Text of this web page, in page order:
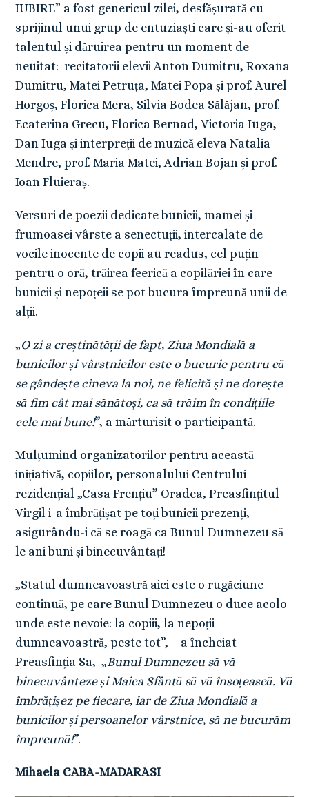
IUBIRE” a fost genericul zilei, desfășurată cu
sprijinul unui grup de entuziaști care și-au oferit
talentul și dăruirea pentru un moment de
neuitat: recitatorii elevii Anton Dumitru, Roxana
Dumitru, Matei Petruța, Matei Popa și prof. Aurel
Horgoș, Florica Mera, Silvia Bodea Sălăjan, prof.
Ecaterina Grecu, Florica Bernad, Victoria Iuga,
Dan Iuga și interpreții de muzică eleva Natalia
Mendre, prof. Maria Matei, Adrian Bojan și prof.
Ioan Fluieraș.
Versuri de poezii dedicate bunicii, mamei și
frumoasei vârste a senectuții, intercalate de
vocile inocente de copii au readus, cel puțin
pentru o oră, trăirea feerică a copilăriei în care
bunicii și nepoțeii se pot bucura împreună unii de
alții.
„O zi a creștinătății de fapt, Ziua Mondială a
bunicilor și vârstnicilor este o bucurie pentru că
se gândește cineva la noi, ne felicită și ne dorește
să fim cât mai sănătoși, ca să trăim în condițiile
cele mai bune!”, a mărturisit o participantă.
Mulțumind organizatorilor pentru această
inițiativă, copiilor, personalului Centrului
rezidențial „Casa Frențiu” Oradea, Preasfințitul
Virgil i-a îmbrățișat pe toți bunicii prezenți,
asigurându-i că se roagă ca Bunul Dumnezeu să
le ani buni și binecuvântați!
„Statul dumneavoastră aici este o rugăciune
continuă, pe care Bunul Dumnezeu o duce acolo
unde este nevoie: la copiii, la nepoții
dumneavoastră, peste tot”, – a încheiat
Preasfinția Sa, „Bunul Dumnezeu să vă
binecuvânteze și Maica Sfântă să vă însoțească. Vă
îmbrățișez pe fiecare, iar de Ziua Mondială a
bunicilor și persoanelor vârstnice, să ne bucurăm
împreună!”.
Mihaela CABA-MADARASI